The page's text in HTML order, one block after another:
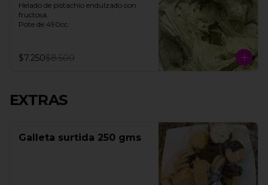
Helado de pistachio endulzado con
fructosa.
Pote de 490cc.
$7.250$8.500
EXTRAS
Galleta surtida 250 gms